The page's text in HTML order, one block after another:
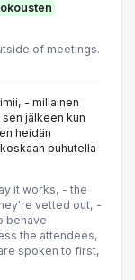
of meetings.
- millainen
jälkeen kun
heidän
puhutella
it works, - the
vetted out, -
behave
the attendees,
spoken to first,